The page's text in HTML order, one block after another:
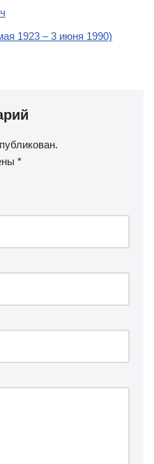
1923 – 3 июня 1990)
*